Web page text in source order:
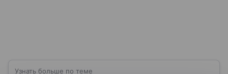
Узнать больше по теме